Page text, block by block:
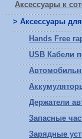
Аксессуары к
> Аксессуары
Hands Free
USB Кабели
Держатели
Запасные
Зарядные